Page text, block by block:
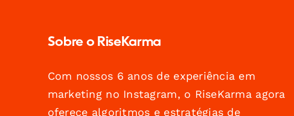
Sobre o RiseKarma
Com nossos 6 anos de experiência em
marketing no Instagram, o RiseKarma agora
oferece algoritmos e estratégias de